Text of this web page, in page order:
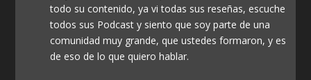
todo su contenido, ya vi todas sus reseñas, escuche
todos sus Podcast y siento que soy parte de una
comunidad muy grande, que ustedes formaron, y es
de eso de lo que quiero hablar.